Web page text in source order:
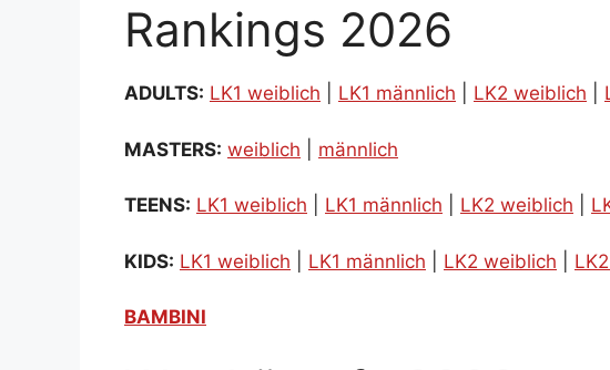
Rankings 2026
ADULTS: LK1 weiblich LK1 männlich LK2 weiblich
MASTERS: weiblich männlich
TEENS: LK1 weiblich LK1 männlich LK2 weiblich
KIDS: LK1 weiblich LK1 männlich LK2 weiblich
BAMBINI